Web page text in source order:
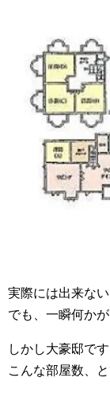
実際には出来な
でも、一瞬何か
しかし大豪邸です
こんな部屋数、